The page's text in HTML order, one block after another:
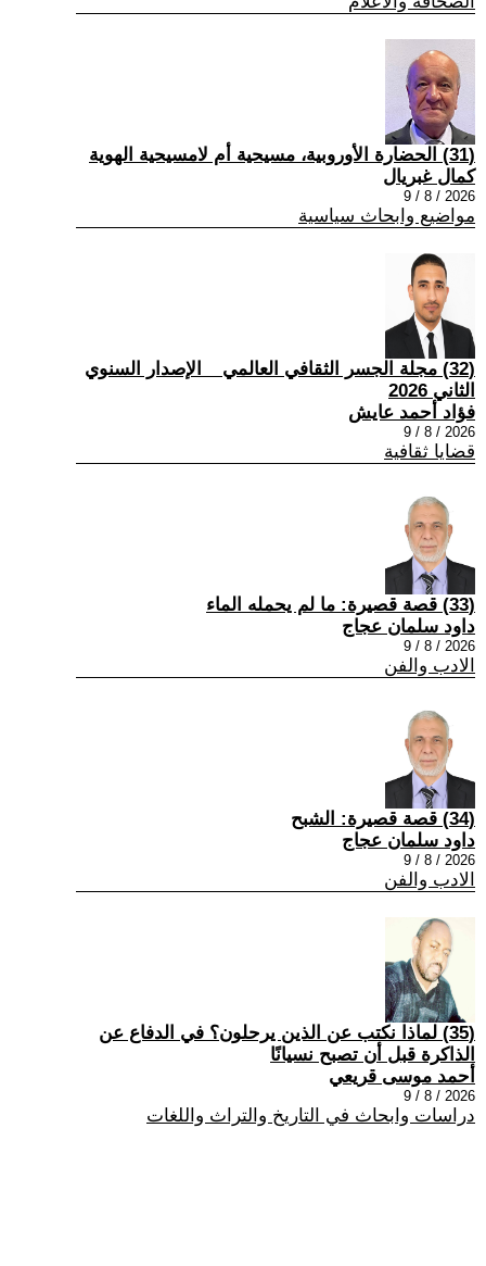
(31) الحضارة الأوروبية، مسيحية أم لامسيحية الهوية
كمال غبريال
2026 / 8 / 9
مواضيع وابحاث سياسية
(32) مجلة الجسر الثقافي العالمي _ الإصدار السنوي
الثاني 2026
فؤاد أحمد عايش
2026 / 8 / 9
قضايا ثقافية
(33) قصة قصيرة: ما لم يحمله الماء
داود سلمان عجاج
2026 / 8 / 9
الادب والفن
(34) قصة قصيرة: الشبح
داود سلمان عجاج
2026 / 8 / 9
الادب والفن
(35) لماذا نكتب عن الذين يرحلون؟ في الدفاع عن
الذاكرة قبل أن تصبح نسيانًا
أحمد موسى قريعي
2026 / 8 / 9
دراسات وابحاث في التاريخ والتراث واللغات